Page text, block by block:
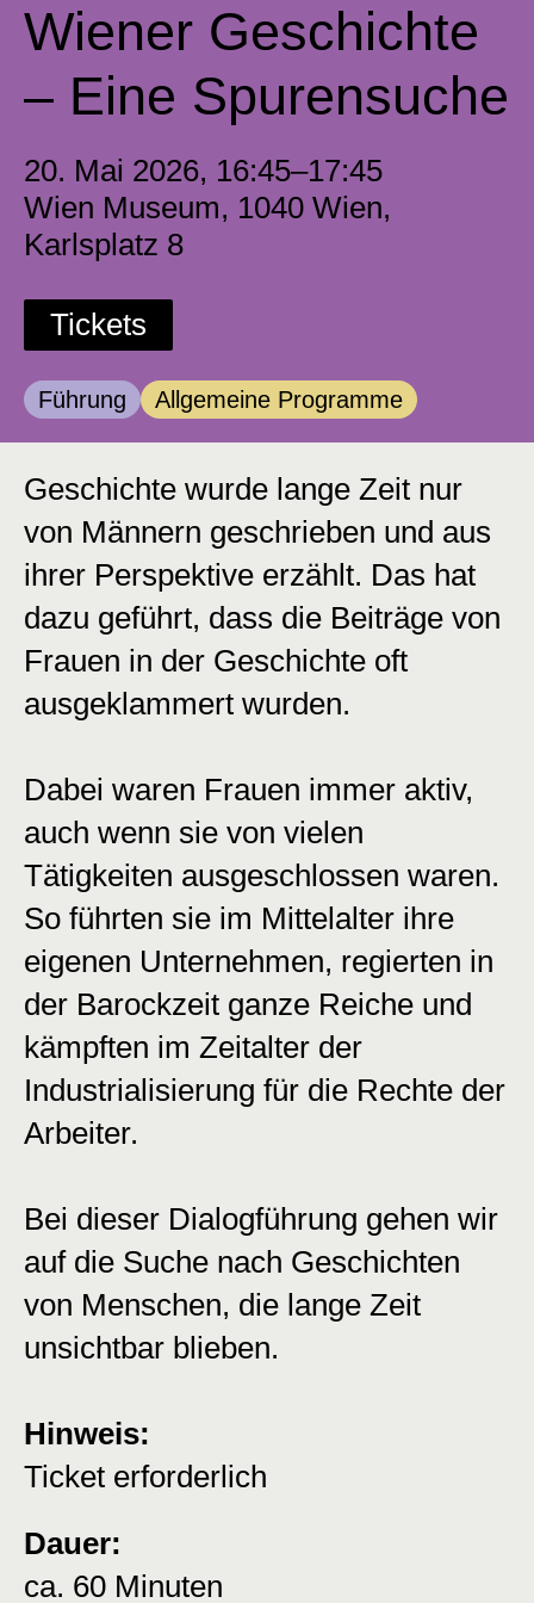
Wiener Geschichte
– Eine Spurensuche
20. Mai 2026, 16:45–17:45
Wien Museum, 1040 Wien,
Karlsplatz 8
Tickets
Kategorie:
Führung Kategorie:
Allgemeine Programme
Geschichte wurde lange Zeit nur
von Männern geschrieben und aus
ihrer Perspektive erzählt. Das hat
dazu geführt, dass die Beiträge von
Frauen in der Geschichte oft
ausgeklammert wurden.
Dabei waren Frauen immer aktiv,
auch wenn sie von vielen
Tätigkeiten ausgeschlossen waren.
So führten sie im Mittelalter ihre
eigenen Unternehmen, regierten in
der Barockzeit ganze Reiche und
kämpften im Zeitalter der
Industrialisierung für die Rechte der
Arbeiter.
Bei dieser Dialogführung gehen wir
auf die Suche nach Geschichten
von Menschen, die lange Zeit
unsichtbar blieben.
Hinweis:
Ticket erforderlich
Dauer:
ca. 60 Minuten